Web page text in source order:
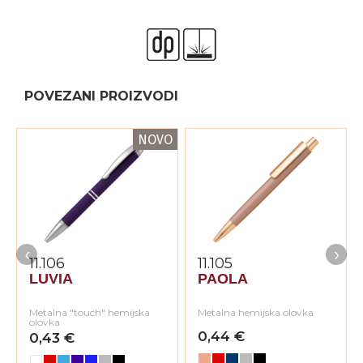
POVEZANI PROIZVODI
NOVO
11.106
LUVIA
Metalna "touch" hemijska
olovka
0,43 €
11.105
PAOLA
Metalna hemijska olovka
0,44 €
‹ ›